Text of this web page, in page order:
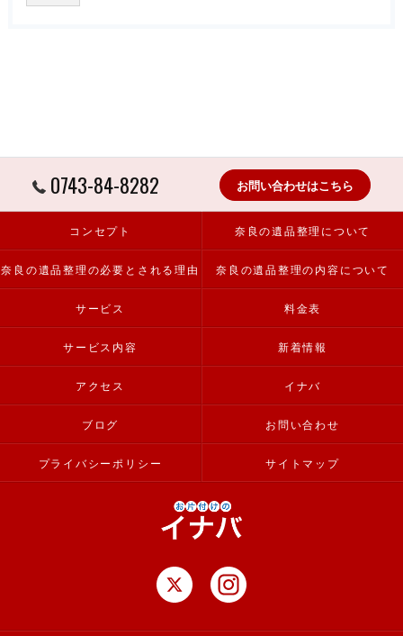
0743-84-8282 お問い合わせはこちら
コンセプト 奈良の遺品整理について
奈良の遺品整理の必要とされる理由 奈良の遺品整理の内容について
サービス 料金表
サービス内容 新着情報
アクセス イナバ
ブログ お問い合わせ
プライバシーポリシー サイトマップ